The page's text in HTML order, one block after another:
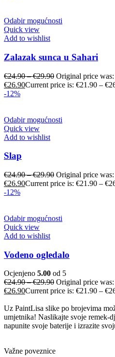
Odabir mogućnosti
Quick view
Add to wishlist
Zalazak sunca u Sahari
€24.90–€29.90 Original price
€26.90Current price is: €21.90 –
-12%
Odabir mogućnosti
Quick view
Add to wishlist
Slap
€24.90–€29.90 Original price
€26.90Current price is: €21.90 –
-12%
Odabir mogućnosti
Quick view
Add to wishlist
Vodeno ogledalo
Ocjenjeno 5.00 od 5
€24.90–€29.90 Original price
€26.90Current price is: €21.90 –
Uz PaintLisa slike po brojevima
umjetnika! Naslikajte svoje remek-
napunite svoje baterije i izrazite
Važne poveznice